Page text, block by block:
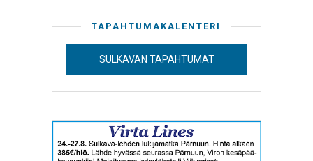
TAPAHTUMAKALENTERI
SULKAVAN TAPAHTUMAT